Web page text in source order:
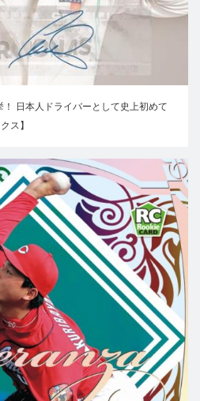
日本人ドライバーとして史上初めて
ス】